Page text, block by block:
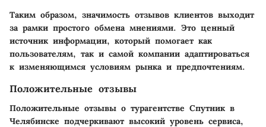
Таким образом, значимость отзывов клиентов выходит
за рамки простого обмена мнениями. Это ценный
источник информации, который помогает как
пользователям, так и самой компании адаптироваться
к изменяющимся условиям рынка и предпочтениям.
Положительные отзывы
Положительные отзывы о турагентстве Спутник в
Челябинске подчеркивают высокий уровень сервиса,